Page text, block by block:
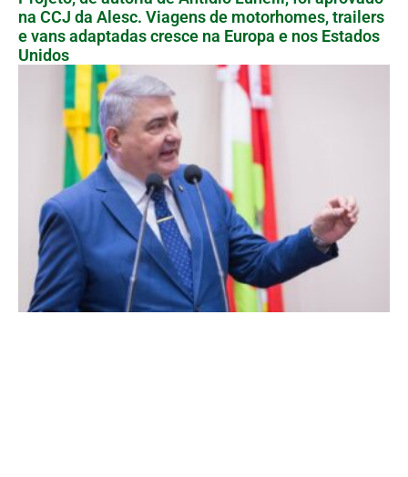
na CCJ da Alesc. Viagens de motorhomes, trailers
e vans adaptadas cresce na Europa e nos Estados
Unidos